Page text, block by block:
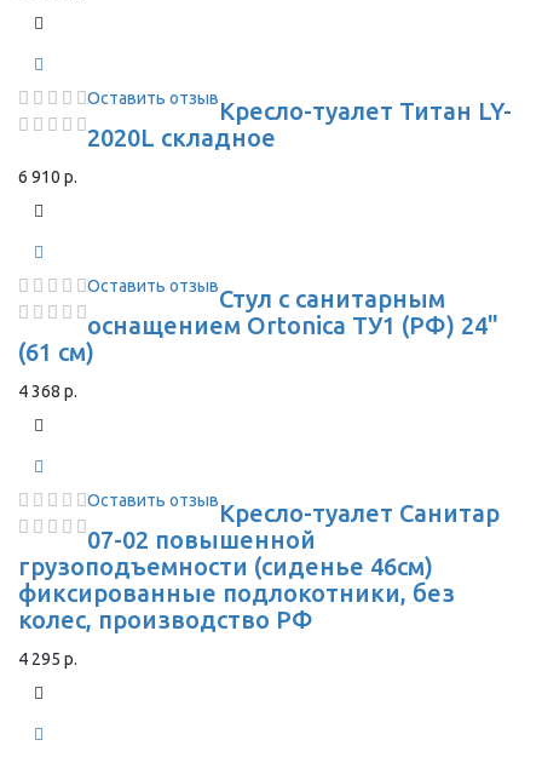
Оставить отзывКресло-туалет Титан LY-
2020L складное
6 910 р.
Оставить отзывСтул с санитарным
оснащением Ortonica ТУ1 (РФ) 24"
(61 см)
4 368 р.
Оставить отзывКресло-туалет Санитар
07-02 повышенной
грузоподъемности (сиденье 46см)
фиксированные подлокотники, без
колес, производство РФ
4 295 р.